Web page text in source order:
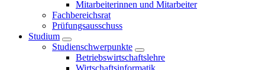
Mitarbeiterinnen und Mitarbeiter
Fachbereichsrat
Prüfungsausschuss
Studium
Studienschwerpunkte
Betriebswirtschaftslehre
Wirtschaftsinformatik